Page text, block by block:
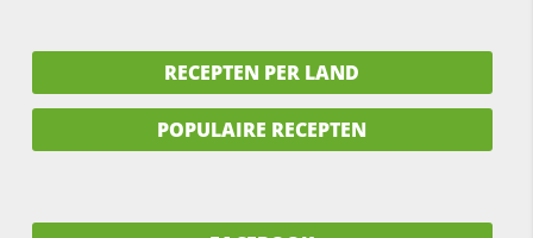
RECEPTEN PER LAND
POPULAIRE RECEPTEN